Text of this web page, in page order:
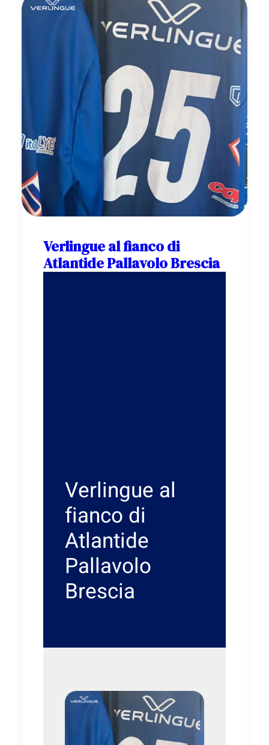
Verlingue al fianco di
Atlantide Pallavolo Brescia
Verlingue al
fianco di
Atlantide
Pallavolo
Brescia